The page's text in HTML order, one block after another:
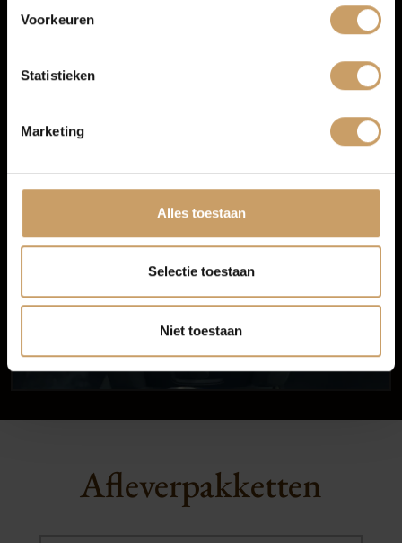
Voorkeuren
Statistieken
Marketing
Alles toestaan
Selectie toestaan
Niet toestaan
Afleverpakketten
Afleverpakketten